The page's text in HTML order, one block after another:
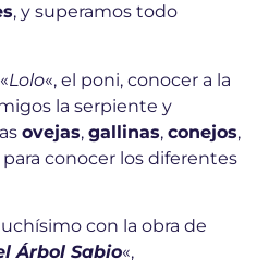
, y superamos todo
Lolo«, el poni, conocer a la
la serpiente y
ovejas, gallinas, conejos,
para conocer los diferentes
con la obra de
Árbol Sabio«,